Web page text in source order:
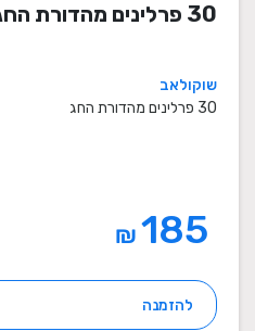
30 פרלינים מהדורת החג
שוקולאב
30 פרלינים מהדורת החג
₪
להזמנה